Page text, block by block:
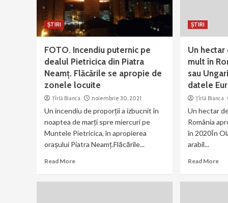
ȘTIRI
FOTO. Incendiu puternic pe
dealul Pietricica din Piatra
Neamț. Flăcările se apropie de
zonele locuite
Țîrlă Bianca noiembrie 30, 2021
Un incendiu de proporţii a izbucnit în
noaptea de marţi spre miercuri pe
Muntele Pietricica, în apropierea
oraşului Piatra Neamţ.Flăcările...
Read More
ȘTIRI
Un
mult în
sau
datele
Țîrlă Bianca
Un hectar
România
în 2020În
arabil...
Read More